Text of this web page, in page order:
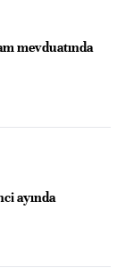
mevduatında
ayında